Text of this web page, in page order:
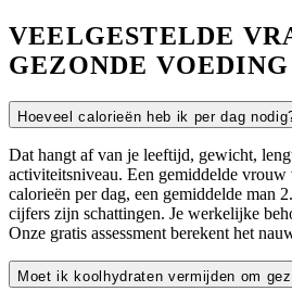
VEELGESTELDE
GEZONDE VOEDING
Hoeveel calorieën heb ik per dag
Dat hangt af van je leeftijd, gewicht,
activiteitsniveau. Een gemiddelde
calorieën per dag, een gemiddelde man
cijfers zijn schattingen. Je werkelijke
Onze gratis assessment berekent het
Moet ik koolhydraten vermijden om